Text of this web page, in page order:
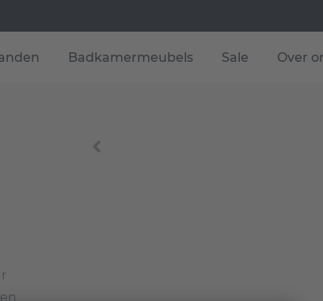
Badkamermeubels Sale Over